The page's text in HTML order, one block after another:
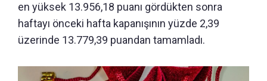
en yüksek 13.956,18 puanı gördükten sonra
haftayı önceki hafta kapanışının yüzde 2,39
üzerinde 13.779,39 puandan tamamladı.